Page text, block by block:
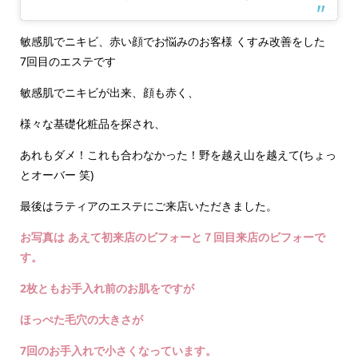
敏感肌でニキビ、赤い顔でお悩みのお客様 くすみ改善をした
7回目のエステです
敏感肌でニキビが出来、顔も赤く、
様々な基礎化粧品を探され、
あれもダメ！これも合わなかった！野を越え山を越えて(ちょっ
とオーバー 笑)
最後はラティアのエステにご来店いただきました。
お写真は あえて初来店のビフォーと７回目来店のビフォーで
す。
2枚ともお手入れ前のお肌をですが
ほっぺた毛穴の大きさが
7回のお手入れで小さくなっています。